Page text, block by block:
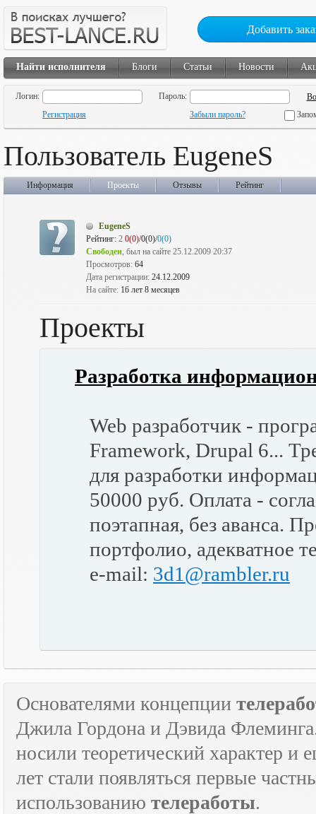
Добавить
Найти исполнителя Блоги Статьи Новости
Логин:
Пароль:
Регистрация
Забыли пароль?
Пользователь EugeneS
Информация Проекты Отзывы Рейтинг
EugeneS
Рейтинг: 2 0(0)/0(0)/0(0)
Свободен, был на сайте 25.12.2009 20:37
Просмотров: 64
Дата регистрации: 24.12.2009
На сайте: 16 лет 8 месяцев
Проекты
Разработка
Web разработчик -
Framework, Drupal 6...
для разработки
50000 руб. Оплата -
поэтапная, без аванса.
портфолио, адекватное
e-mail: 3d1@rambler.ru
Основателями концепции
Джила Гордона и Дэвида
носили теоретический характер и
лет стали появляться первые
использованию телеработы.